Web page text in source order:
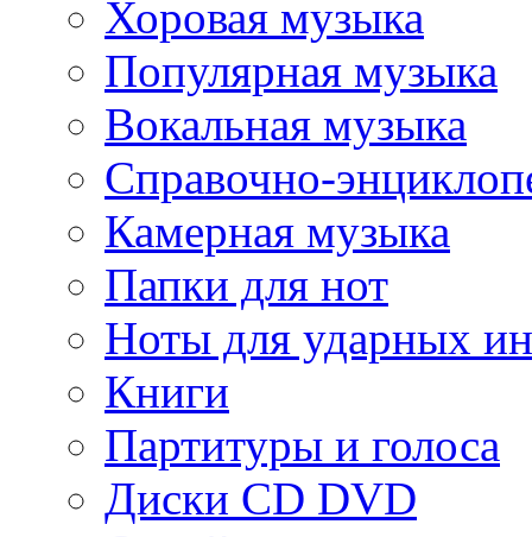
Хоровая музыка
Популярная музыка
Вокальная музыка
Справочно-
Камерная музыка
Папки для нот
Ноты для ударных
Книги
Партитуры и голоса
Диски CD DVD